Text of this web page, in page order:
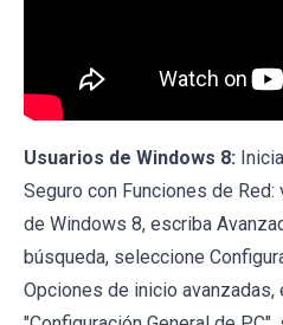
Usuarios de Windows 8:
Seguro con Funciones de
de Windows 8, escriba
búsqueda, seleccione
Opciones de inicio avanzadas,